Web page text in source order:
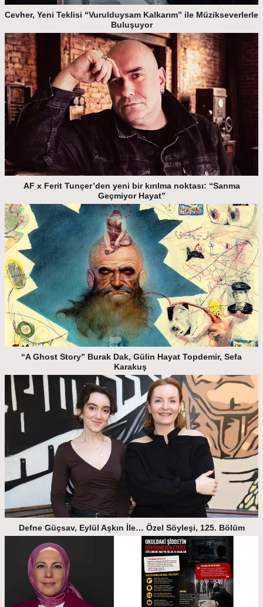
Cevher, Yeni Teklisi “Vurulduysam Kalkarım” ile Müzikseverlerle
Buluşuyor
AF x Ferit Tunçer’den yeni bir kırılma noktası: “Sanma
Geçmiyor Hayat”
“A Ghost Story” Burak Dak, Gülin Hayat Topdemir, Sefa
Karakuş
Defne Güçsav, Eylül Aşkın İle… Özel Söyleşi, 125. Bölüm